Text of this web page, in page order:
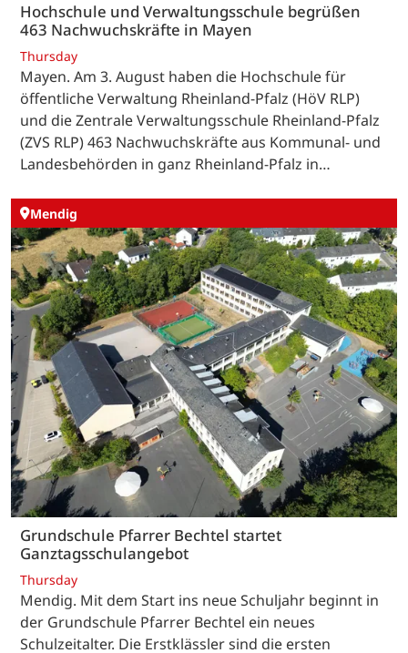
Hochschule und Verwaltungsschule begrüßen
463 Nachwuchskräfte in Mayen
Thursday
Mayen. Am 3. August haben die Hochschule für
öffentliche Verwaltung Rheinland-Pfalz (HöV RLP)
und die Zentrale Verwaltungsschule Rheinland-Pfalz
(ZVS RLP) 463 Nachwuchskräfte aus Kommunal- und
Landesbehörden in ganz Rheinland-Pfalz in…
Mendig
Grundschule Pfarrer Bechtel startet
Ganztagsschulangebot
Thursday
Mendig. Mit dem Start ins neue Schuljahr beginnt in
der Grundschule Pfarrer Bechtel ein neues
Schulzeitalter. Die Erstklässler sind die ersten